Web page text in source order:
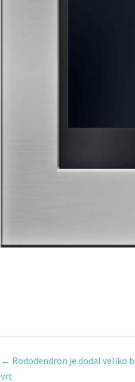
← Rododendron je dodal veliko
vrt